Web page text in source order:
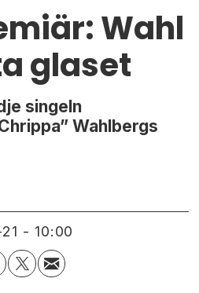
Wahl
glaset
singeln
Wahlbergs
- 10:00